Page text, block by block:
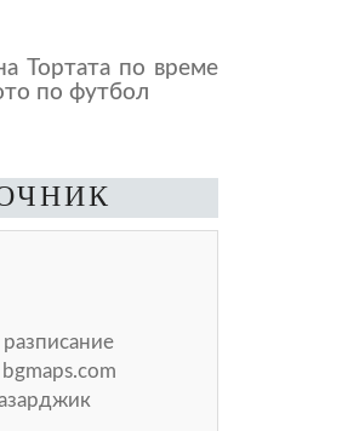
Тортата по време
по футбол
bgmaps.com